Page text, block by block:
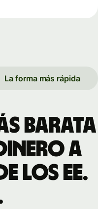
La forma más rápida
barata
a
los EE.